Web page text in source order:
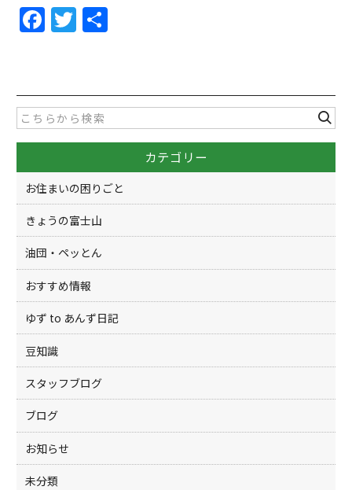
F
a
e
b
o
o
k
T
w
er
カテゴリー
お住まいの困りごと
きょうの富士山
油団・ペッとん
おすすめ情報
ゆず to あんず日記
豆知識
スタッフブログ
ブログ
お知らせ
未分類